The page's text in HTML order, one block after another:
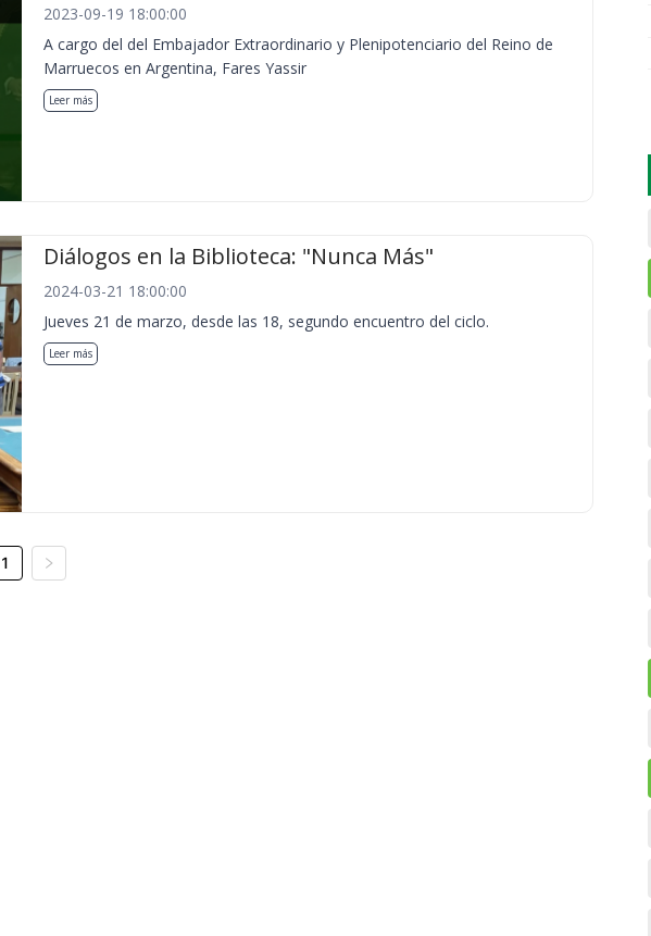
2023-09-19 18:00:00
A cargo del del Embajador Extraordinario y Plenipotenciario del Reino de
Marruecos en Argentina, Fares Yassir
Leer más
Diálogos en la Biblioteca: "Nunca Más"
2024-03-21 18:00:00
Jueves 21 de marzo, desde las 18, segundo encuentro del ciclo.
Leer más
1